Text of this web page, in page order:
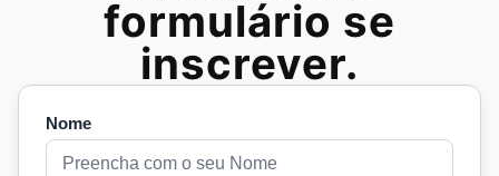
formulário se
inscrever.
Nome